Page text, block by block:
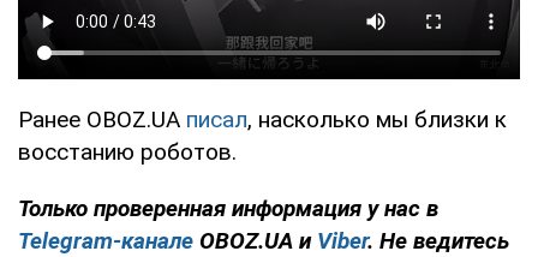
Ранее OBOZ.UA писал, насколько мы близки к
восстанию роботов.
Только проверенная информация у нас в
Telegram-канале OBOZ.UA и Viber. Не ведитесь